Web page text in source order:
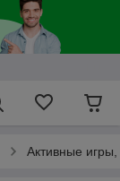
Активные